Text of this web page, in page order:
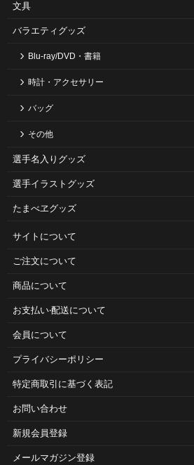
文具
バラエティグッズ
Blu-ray/DVD・書籍
時計・アクセサリー
バッグ
その他
選手名入りグッズ
選手イラストグッズ
たまべヱグッズ
サイトについて
ご注⽂について
商品について
お⽀払い‧配送について
会員について
プライバシーポリシー
特定商取引に基づく表記
お問い合わせ
新規会員登録
メールマガジン登録